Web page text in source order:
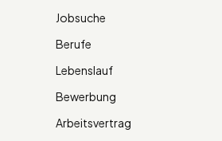
Jobsuche
Berufe
Lebenslauf
Bewerbung
Arbeitsvertrag